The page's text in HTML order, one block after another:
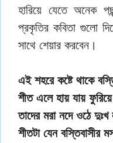
হারিয়ে যেতে অনেক
প্রকৃতির কবিতা গুলো
সাথে শেয়ার করবেন।
এই শহরে কষ্টে থাকে
শীত এলে হায় যায়
তাদের মরা নদে ওঠে
শীতটা যেন বস্তিবাসীর